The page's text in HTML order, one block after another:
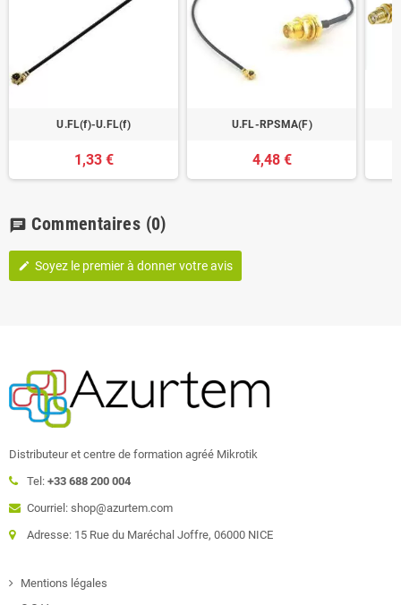
U.FL(f)-U.FL(f)
1,33 €
U.FL-RPSMA(F)
4,48 €
chat Commentaires (0)
edit Soyez le premier à donner votre avis
Distributeur et centre de formation agréé Mikrotik
Tel: +33 688 200 004
Courriel: shop@azurtem.com
Adresse: 15 Rue du Maréchal Joffre, 06000 NICE
Mentions légales